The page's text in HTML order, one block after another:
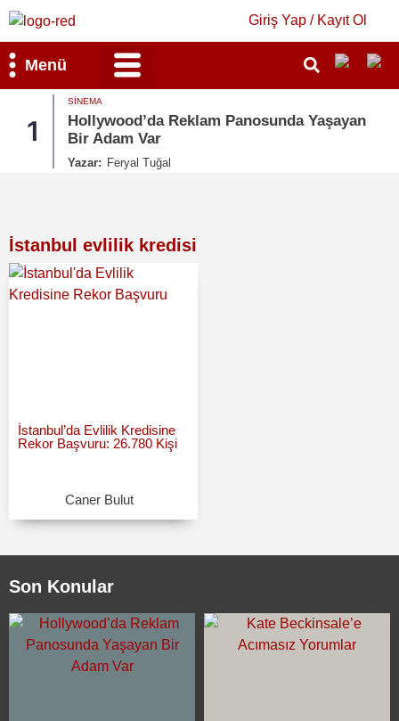
Giriş Yap / Kayıt Ol
Menü
Reklam Panosunda Yaşayan
2
Kate
İstanbul evlilik kredisi
İstanbul’da Evlilik Kredisine
Rekor Başvuru: 26.780 Kişi
Caner Bulut
Son Konular